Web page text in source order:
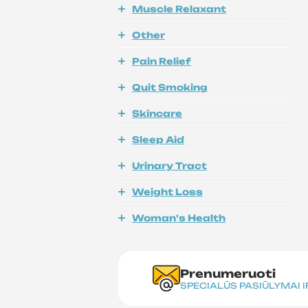
Muscle Relaxant
Other
Pain Relief
Quit Smoking
Skincare
Sleep Aid
Urinary Tract
Weight Loss
Woman's Health
Prenumeruoti
SPECIALŪS PASIŪLYMAI